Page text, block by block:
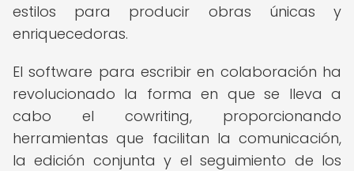
estilos para producir obras únicas y
enriquecedoras.
El software para escribir en colaboración ha
revolucionado la forma en que se lleva a
cabo el cowriting, proporcionando
herramientas que facilitan la comunicación,
la edición conjunta y el seguimiento de los